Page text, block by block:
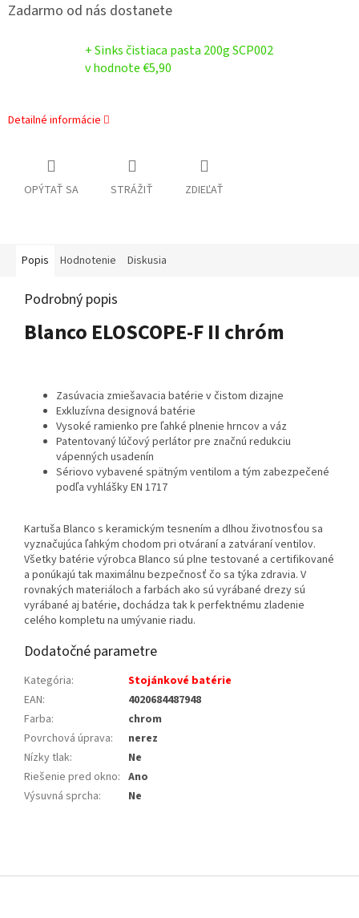
Zadarmo od nás dostanete
+ Sinks čistiaca pasta 200g SCP002
v hodnote €5,90
Detailné informácie
OPÝTAŤ SA STRÁŽIŤ ZDIEĽAŤ
Popis Hodnotenie Diskusia
Podrobný popis
Blanco ELOSCOPE-F II chróm
Zasúvacia zmiešavacia batérie v čistom dizajne
Exkluzívna designová batérie
Vysoké ramienko pre ľahké plnenie hrncov a váz
Patentovaný lúčový perlátor pre značnú redukciu
vápenných usadenín
Sériovo vybavené spätným ventilom a tým zabezpečené
podľa vyhlášky EN 1717
Kartuša Blanco s keramickým tesnením a dlhou životnosťou sa
vyznačujúca ľahkým chodom pri otváraní a zatváraní ventilov.
Všetky batérie výrobca Blanco sú plne testované a certifikované
a ponúkajú tak maximálnu bezpečnosť čo sa týka zdravia. V
rovnakých materiáloch a farbách ako sú vyrábané drezy sú
vyrábané aj batérie, dochádza tak k perfektnému zladenie
celého kompletu na umývanie riadu.
Dodatočné parametre
Kategória:
Stojánkové batérie
EAN:
4020684487948
Farba:
chrom
Povrchová úprava:
nerez
Nízky tlak:
Ne
Riešenie pred okno: Ano
Výsuvná sprcha: Ne
á